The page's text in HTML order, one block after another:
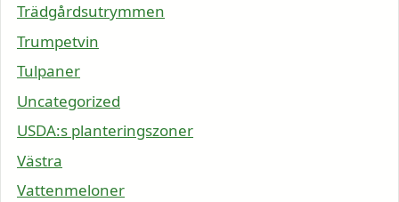
Trädgårdsutrymmen
Trumpetvin
Tulpaner
Uncategorized
USDA:s planteringszoner
Västra
Vattenmeloner